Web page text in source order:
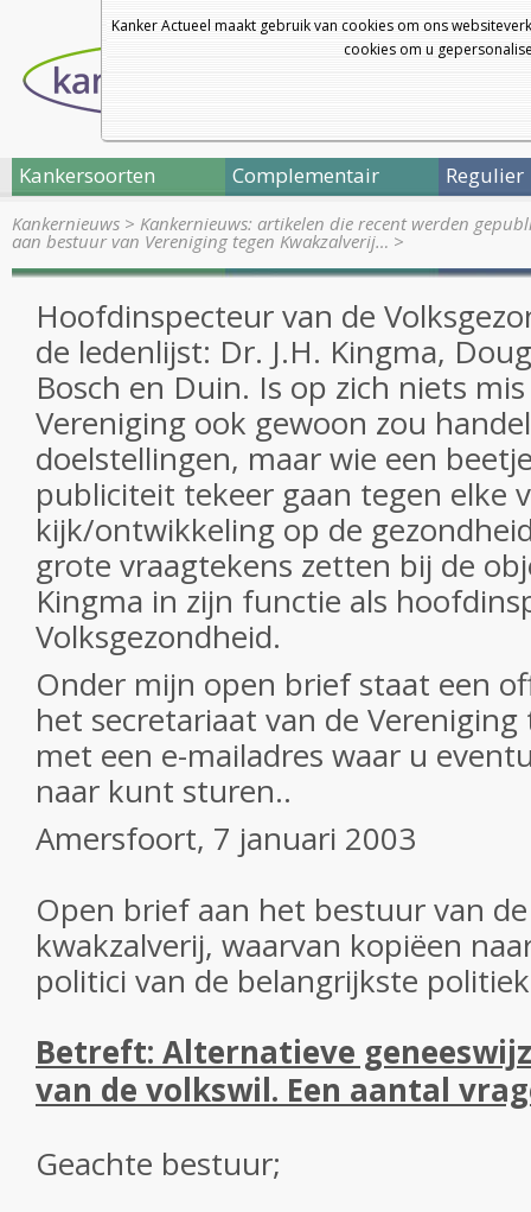
Kanker Actueel maakt gebruik van cookies om ons
cookies om u
Kankersoorten Complementair Regulier
Kankernieuws > Kankernieuws: artikelen die recent werden
aan bestuur van Vereniging tegen Kwakzalverij… >
Hoofdinspecteur van de
de ledenlijst: Dr. J.H. Kingma,
Bosch en Duin. Is op zich niets
Vereniging ook gewoon zou
doelstellingen, maar wie een
publiciteit tekeer gaan tegen elke
kijk/ontwikkeling op de
grote vraagtekens zetten bij de
Kingma in zijn functie als
Volksgezondheid.
Onder mijn open brief staat een
het secretariaat van de
met een e-mailadres waar u
naar kunt sturen..
Amersfoort, 7 januari 2003
Open brief aan het bestuur van
kwakzalverij, waarvan kopiëen
politici van de belangrijkste
Betreft: Alternatieve
van de volkswil. Een aantal
Geachte bestuur;